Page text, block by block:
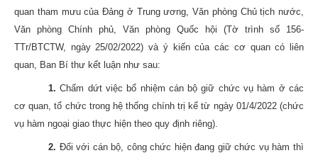
quan tham mưu của Đảng ở Trung ương, Văn phòng Chủ tịch nước,
Văn phòng Chính phủ, Văn phòng Quốc hội (Tờ trình số 156-
TTr/BTCTW, ngày 25/02/2022) và ý kiến của các cơ quan có liên
quan, Ban Bí thư kết luận như sau:
1. Chấm dứt việc bổ nhiệm cán bộ giữ chức vụ hàm ở các
cơ quan, tổ chức trong hệ thống chính trị kể từ ngày 01/4/2022 (chức
vụ hàm ngoại giao thực hiện theo quy định riêng).
2. Đối với cán bộ, công chức hiện đang giữ chức vụ hàm thì